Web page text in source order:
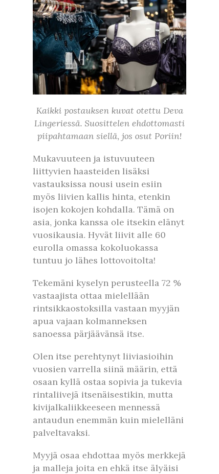
Kaikki postauksen kuvat otettu Deva
Lingeriessä. Suosittelen ehdottomasti
piipahtamaan siellä, jos osut Poriin!
Mukavuuteen ja istuvuuteen
liittyvien haasteiden lisäksi
vastauksissa nousi usein esiin
myös liivien kallis hinta, etenkin
isojen kokojen kohdalla. Tämä on
asia, jonka kanssa ole itsekin elänyt
vuosikausia. Hyvät liivit alle 60
eurolla omassa kokoluokassa
tuntuu jo lähes lottovoitolta!
Tekemäni kyselyn perusteella 72 %
vastaajista ottaa mielellään
rintsikkaostoksilla vastaan myyjän
apua vajaan kolmanneksen
sanoessa pärjäävänsä itse.
Olen itse perehtynyt liiviasioihin
vuosien varrella siinä määrin, että
osaan kyllä ostaa sopivia ja tukevia
rintaliivejä itsenäisestikin, mutta
kivijalkaliikkeeseen mennessä
antaudun enemmän kuin mielelläni
palveltavaksi.
Myyjä osaa ehdottaa myös merkkejä
ja malleja joita en ehkä itse älyäisi